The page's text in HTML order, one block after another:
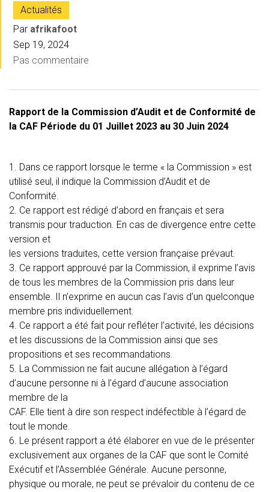
Actualités
Par afrikafoot
Sep 19, 2024
Pas commentaire
Rapport de la Commission d’Audit et de Conformité de
la CAF Période du 01 Juillet 2023 au 30 Juin 2024
1. Dans ce rapport lorsque le terme « la Commission » est
utilisé seul, il indique la Commission d’Audit et de
Conformité.
2. Ce rapport est rédigé d’abord en français et sera
transmis pour traduction. En cas de divergence entre cette
version et
les versions traduites, cette version française prévaut.
3. Ce rapport approuvé par la Commission, il exprime l’avis
de tous les membres de la Commission pris dans leur
ensemble. Il n’exprime en aucun cas l’avis d’un quelconque
membre pris individuellement.
4. Ce rapport a été fait pour refléter l’activité, les décisions
et les discussions de la Commission ainsi que ses
propositions et ses recommandations.
5. La Commission ne fait aucune allégation à l’égard
d’aucune personne ni à l’égard d’aucune association
membre de la
CAF. Elle tient à dire son respect indéfectible à l’égard de
tout le monde.
6. Le présent rapport a été élaborer en vue de le présenter
exclusivement aux organes de la CAF que sont le Comité
Exécutif et l’Assemblée Générale. Aucune personne,
physique ou morale, ne peut se prévaloir du contenu de ce